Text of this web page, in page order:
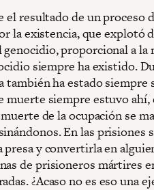
resultado de un proceso
la existencia, que explotó
genocidio, proporcional a la
siempre ha existido.
ha estado siempre
muerte siempre estuvo ahí,
de la ocupación se
En las prisiones
presa y convertirla en
de prisioneros mártires
¿Acaso no es eso una